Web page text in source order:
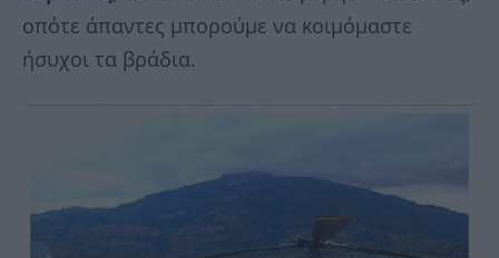
οπότε άπαντες μπορούμε να κοιμόμαστε
ήσυχοι τα βράδια.